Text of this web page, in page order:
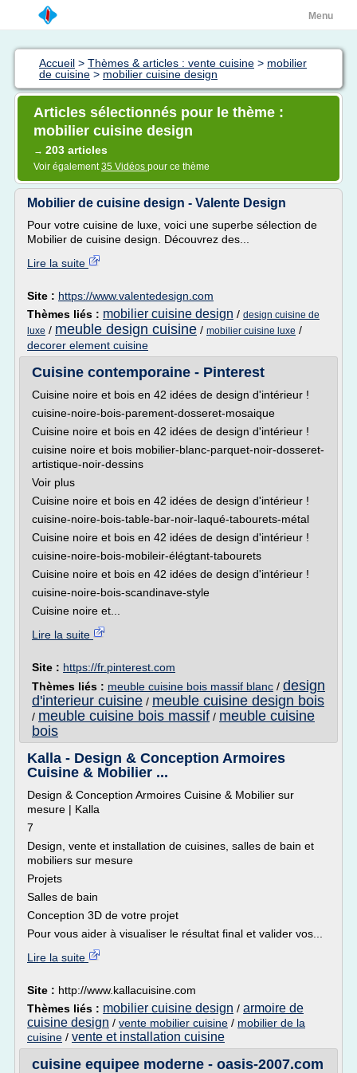
Menu
Accueil > Thèmes & articles : vente cuisine > mobilier
de cuisine > mobilier cuisine design
Articles sélectionnés pour le thème :
mobilier cuisine design
→ 203 articles
Voir également35 Vidéos pour ce thème
Mobilier de cuisine design - Valente Design
Pour votre cuisine de luxe, voici une superbe sélection de
Mobilier de cuisine design. Découvrez des...
Lire la suite
Site : https://www.valentedesign.com
Thèmes liés : mobilier cuisine design / design cuisine de
luxe / meuble design cuisine / mobilier cuisine luxe /
decorer element cuisine
Cuisine contemporaine - Pinterest
Cuisine noire et bois en 42 idées de design d'intérieur !
cuisine-noire-bois-parement-dosseret-mosaique
Cuisine noire et bois en 42 idées de design d'intérieur !
cuisine noire et bois mobilier-blanc-parquet-noir-dosseret-
artistique-noir-dessins
Voir plus
Cuisine noire et bois en 42 idées de design d'intérieur !
cuisine-noire-bois-table-bar-noir-laqué-tabourets-métal
Cuisine noire et bois en 42 idées de design d'intérieur !
cuisine-noire-bois-mobileir-élégtant-tabourets
Cuisine noire et bois en 42 idées de design d'intérieur !
cuisine-noire-bois-scandinave-style
Cuisine noire et...
Lire la suite
Site : https://fr.pinterest.com
Thèmes liés : meuble cuisine bois massif blanc / design
d'interieur cuisine / meuble cuisine design bois
/ meuble cuisine bois massif / meuble cuisine
bois
Kalla - Design & Conception Armoires
Cuisine & Mobilier ...
Design & Conception Armoires Cuisine & Mobilier sur
mesure | Kalla
7
Design, vente et installation de cuisines, salles de bain et
mobiliers sur mesure
Projets
Salles de bain
Conception 3D de votre projet
Pour vous aider à visualiser le résultat final et valider vos...
Lire la suite
Site : http://www.kallacuisine.com
Thèmes liés : mobilier cuisine design / armoire de
cuisine design / vente mobilier cuisine / mobilier de la
cuisine / vente et installation cuisine
cuisine equipee moderne - oasis-2007.com